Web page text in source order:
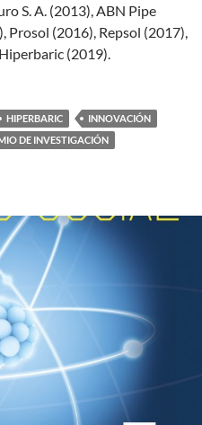
S. A. (2013), ABN Pipe
Prosol (2016), Repsol (2017),
(2019).
HIPERBARIC
INNOVACIÓN
DE INVESTIGACIÓN